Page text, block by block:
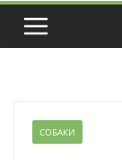
СОБАКИ